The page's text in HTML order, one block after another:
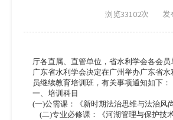
浏览33102次 发
厅各直属、直管单位，省水利学会各会员
广东省水利学会决定在广州举办广东省水
员继续教育培训班，有关事项通知如下：
一、培训科目
(一)公需课：《新时期法治思维与法治风
(二)专业必修课：《河湖管理与保护技